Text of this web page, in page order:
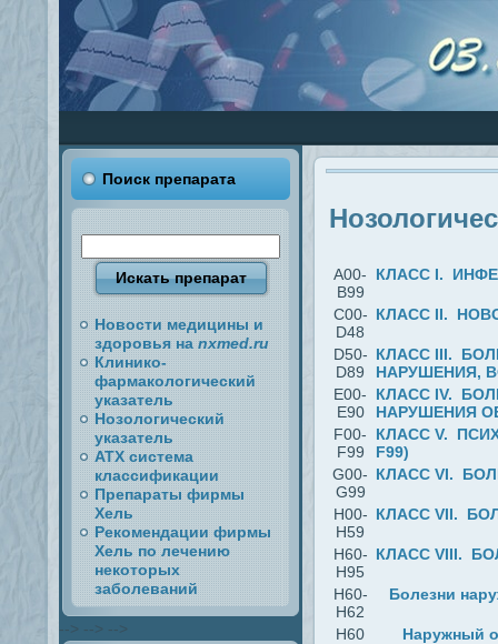
Поиск препарата
Новости медицины и
здоровья наnxmed.ru
Клинико-
фармакологический
указатель
Нозологический
указатель
АТХ система
классификации
Препараты фирмы
Хель
Рекомендации фирмы
Хель по лечению
некоторых
заболеваний
--> --> -->
A00-
B99
КЛАСС I.
C00-
D48
КЛАСС II.
D50-
D89
КЛАСС III.
НАРУШЕНИЯ,
E00-
E90
КЛАСС IV.
НАРУШЕНИЯ
F00-
F99
КЛАСС V.
F99)
G00-
G99
КЛАСС VI.
H00-
H59
КЛАСС VII.
H60-
H95
КЛАСС VIII.
H60-
H62
Болезни
H60
Наружный